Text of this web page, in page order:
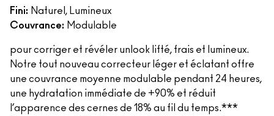
Fini: Naturel, Lumineux
Couvrance: Modulable
pour corriger et révéler unlook lifté, frais et lumineux.
Notre tout nouveau correcteur léger et éclatant offre
une couvrance moyenne modulable pendant 24 heures,
une hydratation immédiate de +90% et réduit
l’apparence des cernes de 18% au fil du temps.***